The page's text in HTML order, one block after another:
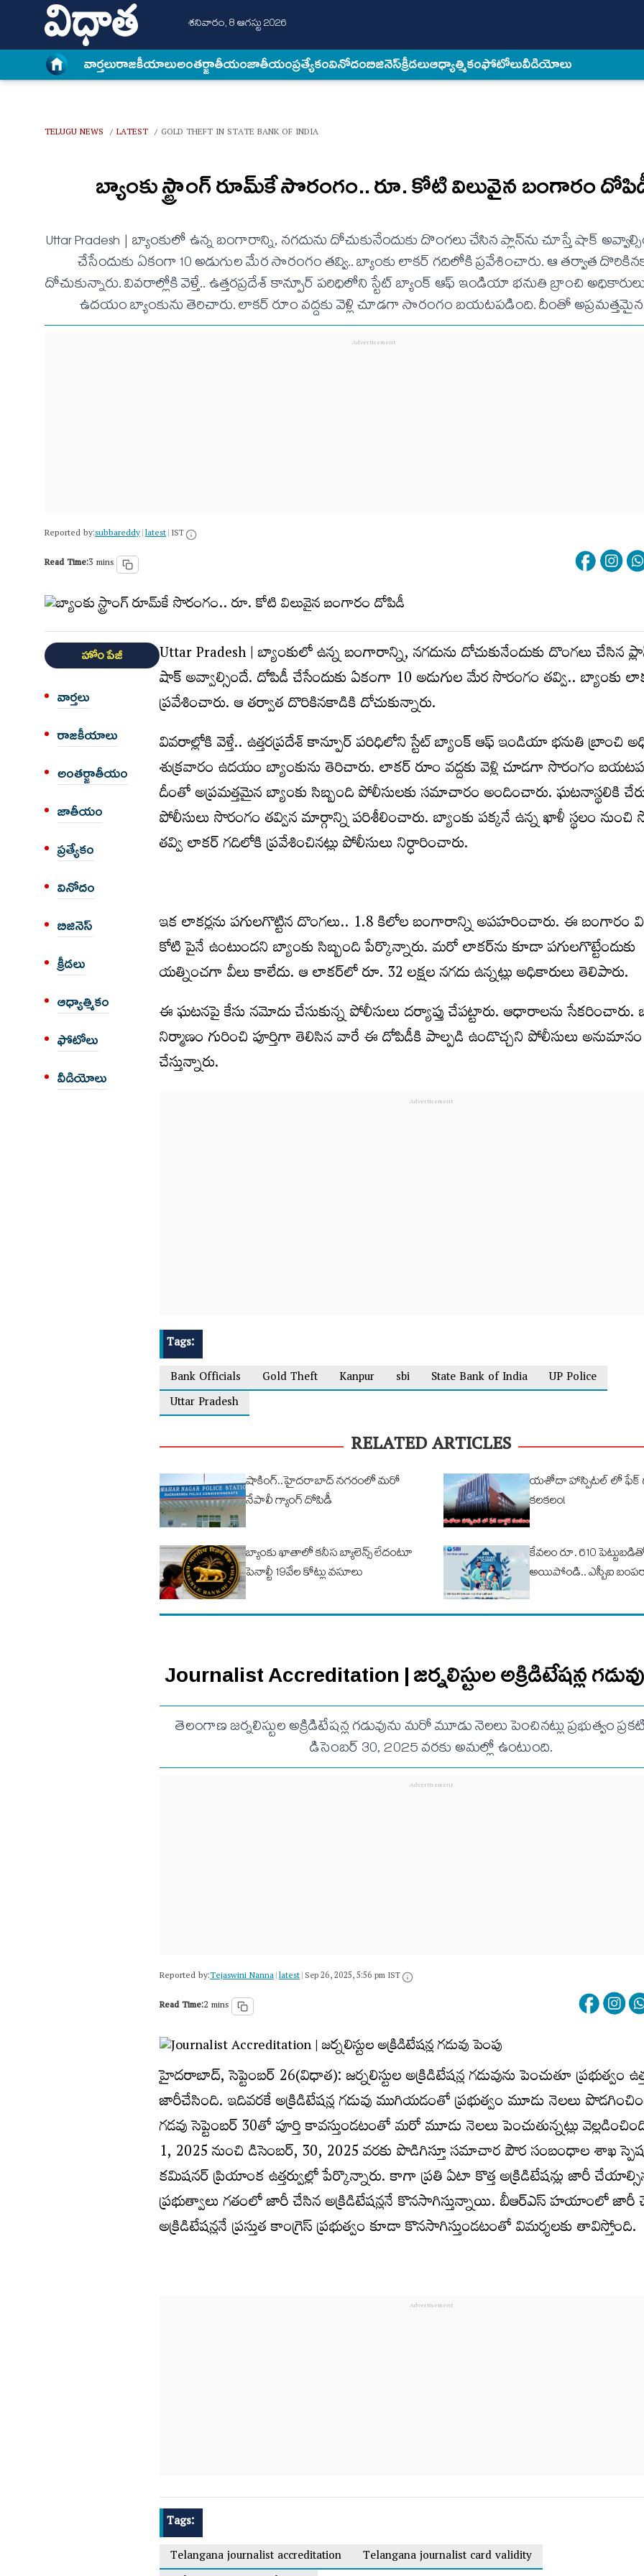
శనివారం, 8 ఆగస్టు 2026
వార్త‌లురాజకీయాలుఅంత‌ర్జాతీయంజాతీయంప్రత్యేకంవినోదంబిజినెస్క్రీడలుఆధ్యాత్మికంఫోటోలువీడియోలు
TELUGU NEWS / LATEST / GOLD THEFT IN STATE BANK OF INDIA
బ్యాంకు స్ట్రాంగ్ రూమ్‌కే సొరంగం.. రూ. కోటి విలువైన బంగారం
Uttar Pradesh | బ్యాంకులో ఉన్న బంగారాన్ని, న‌గ‌దును దోచుకునేందుకు దొంగ‌లు చేసిన ప్లాన్‌ను చూస్తే షాక్
చేసేందుకు ఏకంగా 10 అడుగుల మేర సొరంగం త‌వ్వి.. బ్యాంకు లాక‌ర్ గ‌దిలోకి ప్ర‌వేశించారు. ఆ త‌ర్వాత
దోచుకున్నారు. వివ‌రాల్లోకి వెళ్తే.. ఉత్త‌ర‌ప్ర‌దేశ్ కాన్పూర్ ప‌రిధిలోని స్టేట్ బ్యాంక్ ఆఫ్ ఇండియా భ‌నుతి బ్రాంచి
ఉద‌యం బ్యాంకును తెరిచారు. లాక‌ర్ రూం వ‌ద్దకు వెళ్లి చూడ‌గా సొరంగం బ‌య‌ట‌ప‌డింది. దీంతో
Reported by:subbareddy|latest|IST
Read Time:3 mins
హోం పేజీ
వార్త‌లు
రాజకీయాలు
అంత‌ర్జాతీయం
జాతీయం
ప్రత్యేకం
వినోదం
బిజినెస్
క్రీడలు
ఆధ్యాత్మికం
ఫోటోలు
వీడియోలు
Uttar Pradesh | బ్యాంకులో ఉన్న బంగారాన్ని, న‌గ‌దును దోచుకునేందుకు దొంగ‌లు చేసిన
షాక్ అవ్వాల్సిందే. దోపిడీ చేసేందుకు ఏకంగా 10 అడుగుల మేర సొరంగం త‌వ్వి.. బ్యాంకు
ప్ర‌వేశించారు. ఆ త‌ర్వాత దొరికినకాడికి దోచుకున్నారు.
వివ‌రాల్లోకి వెళ్తే.. ఉత్త‌ర‌ప్ర‌దేశ్ కాన్పూర్ ప‌రిధిలోని స్టేట్ బ్యాంక్ ఆఫ్ ఇండియా భ‌నుతి బ్రాంచి
శుక్ర‌వారం ఉద‌యం బ్యాంకును తెరిచారు. లాక‌ర్ రూం వ‌ద్దకు వెళ్లి చూడ‌గా సొరంగం
దీంతో అప్ర‌మ‌త్త‌మైన బ్యాంకు సిబ్బంది పోలీసుల‌కు స‌మాచారం అందించారు. ఘ‌ట‌నాస్థ‌లికి
పోలీసులు సొరంగం త‌వ్విన మార్గాన్ని ప‌రిశీలించారు. బ్యాంకు ప‌క్క‌నే ఉన్న ఖాళీ స్థ‌లం నుంచి
త‌వ్వి లాక‌ర్ గ‌దిలోకి ప్ర‌వేశించిన‌ట్లు పోలీసులు నిర్ధారించారు.
ఇక లాక‌ర్ల‌ను ప‌గుల‌గొట్టిన దొంగ‌లు.. 1.8 కిలోల బంగారాన్ని అప‌హ‌రించారు. ఈ బంగారం
కోటి పైనే ఉంటుంద‌ని బ్యాంకు సిబ్బంది పేర్కొన్నారు. మ‌రో లాక‌ర్‌ను కూడా ప‌గుల‌గొట్టేందుకు
యత్నించ‌గా వీలు కాలేదు. ఆ లాక‌ర్‌లో రూ. 32 ల‌క్ష‌ల న‌గ‌దు ఉన్న‌ట్లు అధికారులు తెలిపారు.
ఈ ఘ‌ట‌న‌పై కేసు న‌మోదు చేసుకున్న పోలీసులు ద‌ర్యాప్తు చేప‌ట్టారు. ఆధారాల‌ను సేక‌రించారు.
నిర్మాణం గురించి పూర్తిగా తెలిసిన వారే ఈ దోపిడీకి పాల్ప‌డి ఉండొచ్చ‌ని పోలీసులు అనుమానం
చేస్తున్నారు.
Tags:
Bank Officials
Gold Theft Kanpur sbi State Bank of India
UP Police
Uttar Pradesh
RELATED ARTICLES
షాకింగ్..హైదరాబాద్ నగరంలో మరో
నేపాలీ గ్యాంగ్ దోపిడీ
యశోదా హాస్పిటల్ లో ఫేక్
కలకలం!
బ్యాంకు ఖాతాలో కనీస బ్యాలెన్స్ లేదంటూ
పెనాల్టీ 19వేల కోట్లు వసూలు
కేవ‌లం రూ. 610
అయిపోండి.. ఎస్బీఐ
Journalist Accreditation | జర్నలిస్టుల అక్రిడిటేషన్ల
తెలంగాణ జర్నలిస్టుల అక్రిడిటేషన్ల గడువును మరో మూడు నెలలు పెంచినట్లు ప్రభుత్వం
డిసెంబర్ 30, 2025 వరకు అమల్లో ఉంటుంది.
Reported by:Tejaswini Nanna|latest|Sep 26, 2025, 5:56 pm IST
Read Time:2 mins
హైదరాబాద్, సెప్టెంబర్ 26(విధాత): జర్నలిస్టుల అక్రిడిటేషన్ల గడువును పెంచుతూ ప్రభుత్వం
జారీచేసింది. ఇదివరకే అక్రిడిటేషన్ల గడువు ముగియడంతో ప్రభుత్వం మూడు నెలలు
గడవు సెప్టెంబర్ 30తో పూర్తి కావస్తుండటంతో మరో మూడు నెలలు పెంచుతున్నట్లు
1, 2025 నుంచి డిసెంబర్, 30, 2025 వరకు పొడిగిస్తూ సమాచార పౌర సంబంధాల శాఖ
కమిషనర్ ప్రియాంక ఉత్తర్వుల్లో పేర్కొన్నారు. కాగా ప్రతి ఏటా కొత్త అక్రిడిటేషన్లు జారీ
ప్రభుత్వాలు గతంలో జారీ చేసిన అక్రిడిటేషన్లనే కొనసాగిస్తున్నాయి. బీఆర్ఎస్ హయాంలో
అక్రిడిటేషన్లనే ప్రస్తుత కాంగ్రెస్ ప్రభుత్వం కూడా కొనసాగిస్తుండటంతో విమర్శలకు తావిస్తోంది.
Tags:
Telangana journalist accreditation
Telangana journalist card validity